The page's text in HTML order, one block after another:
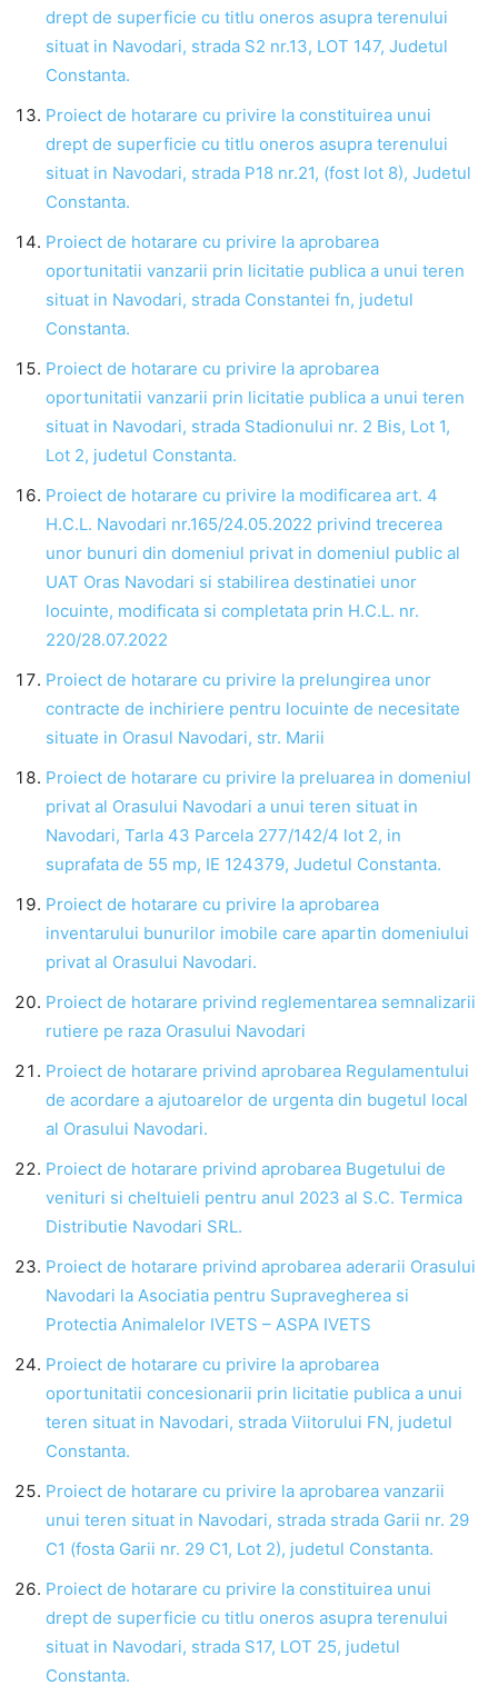
drept de superficie cu titlu oneros asupra terenului
situat in Navodari, strada S2 nr.13, LOT 147, Judetul
Constanta.
Proiect de hotarare cu privire la constituirea unui
drept de superficie cu titlu oneros asupra terenului
situat in Navodari, strada P18 nr.21, (fost lot 8), Judetul
Constanta.
Proiect de hotarare cu privire la aprobarea
oportunitatii vanzarii prin licitatie publica a unui teren
situat in Navodari, strada Constantei fn, judetul
Constanta.
Proiect de hotarare cu privire la aprobarea
oportunitatii vanzarii prin licitatie publica a unui teren
situat in Navodari, strada Stadionului nr. 2 Bis, Lot 1,
Lot 2, judetul Constanta.
Proiect de hotarare cu privire la modificarea art. 4
H.C.L. Navodari nr.165/24.05.2022 privind trecerea
unor bunuri din domeniul privat in domeniul public al
UAT Oras Navodari si stabilirea destinatiei unor
locuinte, modificata si completata prin H.C.L. nr.
220/28.07.2022
Proiect de hotarare cu privire la prelungirea unor
contracte de inchiriere pentru locuinte de necesitate
situate in Orasul Navodari, str. Marii
Proiect de hotarare cu privire la preluarea in domeniul
privat al Orasului Navodari a unui teren situat in
Navodari, Tarla 43 Parcela 277/142/4 lot 2, in
suprafata de 55 mp, IE 124379, Judetul Constanta.
Proiect de hotarare cu privire la aprobarea
inventarului bunurilor imobile care apartin domeniului
privat al Orasului Navodari.
Proiect de hotarare privind reglementarea semnalizarii
rutiere pe raza Orasului Navodari
Proiect de hotarare privind aprobarea Regulamentului
de acordare a ajutoarelor de urgenta din bugetul local
al Orasului Navodari.
Proiect de hotarare privind aprobarea Bugetului de
venituri si cheltuieli pentru anul 2023 al S.C. Termica
Distributie Navodari SRL.
Proiect de hotarare privind aprobarea aderarii Orasului
Navodari la Asociatia pentru Supravegherea si
Protectia Animalelor IVETS – ASPA IVETS
Proiect de hotarare cu privire la aprobarea
oportunitatii concesionarii prin licitatie publica a unui
teren situat in Navodari, strada Viitorului FN, judetul
Constanta.
Proiect de hotarare cu privire la aprobarea vanzarii
unui teren situat in Navodari, strada strada Garii nr. 29
C1 (fosta Garii nr. 29 C1, Lot 2), judetul Constanta.
Proiect de hotarare cu privire la constituirea unui
drept de superficie cu titlu oneros asupra terenului
situat in Navodari, strada S17, LOT 25, judetul
Constanta.